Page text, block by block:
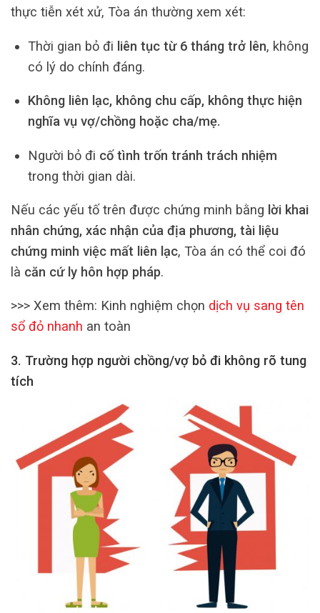
thực tiễn xét xử, Tòa án thường xem xét:
Thời gian bỏ đi liên tục từ 6 tháng trở lên, không
có lý do chính đáng.
Không liên lạc, không chu cấp, không thực hiện
nghĩa vụ vợ/chồng hoặc cha/mẹ.
Người bỏ đi cố tình trốn tránh trách nhiệm
trong thời gian dài.
Nếu các yếu tố trên được chứng minh bằng lời khai
nhân chứng, xác nhận của địa phương, tài liệu
chứng minh việc mất liên lạc, Tòa án có thể coi đó
là căn cứ ly hôn hợp pháp.
>>> Xem thêm: Kinh nghiệm chọn dịch vụ sang tên
sổ đỏ nhanh an toàn
3. Trường hợp người chồng/vợ bỏ đi không rõ tung
tích